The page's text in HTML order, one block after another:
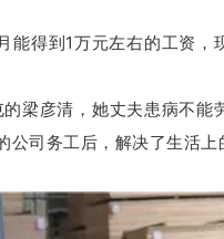
能得到 1万元左右的工资，
梁彦清，她丈夫患病不能
司务工后，解决了生活上